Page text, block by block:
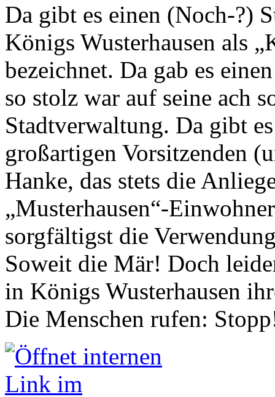
Da gibt es einen (Noch-?)
Königs Wusterhausen als
bezeichnet. Da gab es
so stolz war auf seine ach
Stadtverwaltung. Da gibt
großartigen Vorsitzenden
Hanke, das stets die
„Musterhausen“-
sorgfältigst die
Soweit die Mär! Doch
in Königs Wusterhausen
Die Menschen rufen: